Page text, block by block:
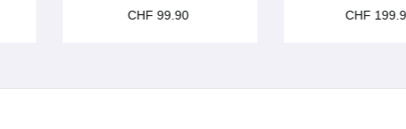
CHF 99.90 CHF